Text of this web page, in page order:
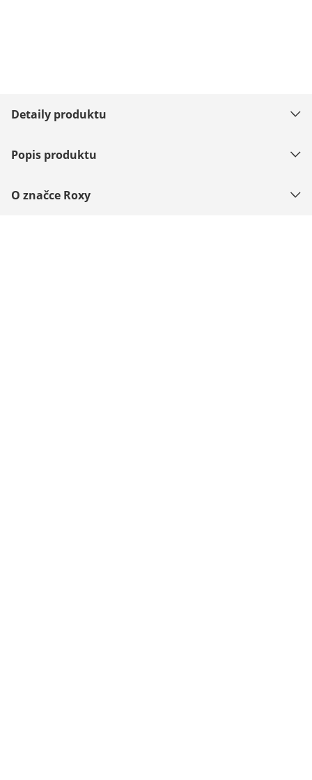
Detaily produktu
Popis produktu
O značce Roxy